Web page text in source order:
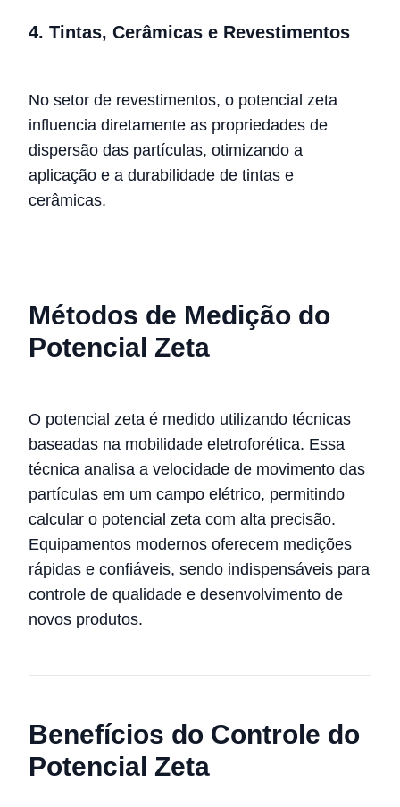
4. Tintas, Cerâmicas e Revestimentos
No setor de revestimentos, o potencial zeta
influencia diretamente as propriedades de
dispersão das partículas, otimizando a
aplicação e a durabilidade de tintas e
cerâmicas.
Métodos de Medição do
Potencial Zeta
O potencial zeta é medido utilizando técnicas
baseadas na mobilidade eletroforética. Essa
técnica analisa a velocidade de movimento das
partículas em um campo elétrico, permitindo
calcular o potencial zeta com alta precisão.
Equipamentos modernos oferecem medições
rápidas e confiáveis, sendo indispensáveis para
controle de qualidade e desenvolvimento de
novos produtos.
Benefícios do Controle do
Potencial Zeta